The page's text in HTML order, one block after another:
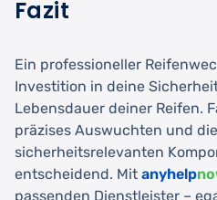
Fazit
Ein professioneller
Investition in deine
Lebensdauer deiner Reifen.
präzises Auswuchten und
sicherheitsrelevanten
entscheidend. Mit anyhelp
passenden Dienstleister –